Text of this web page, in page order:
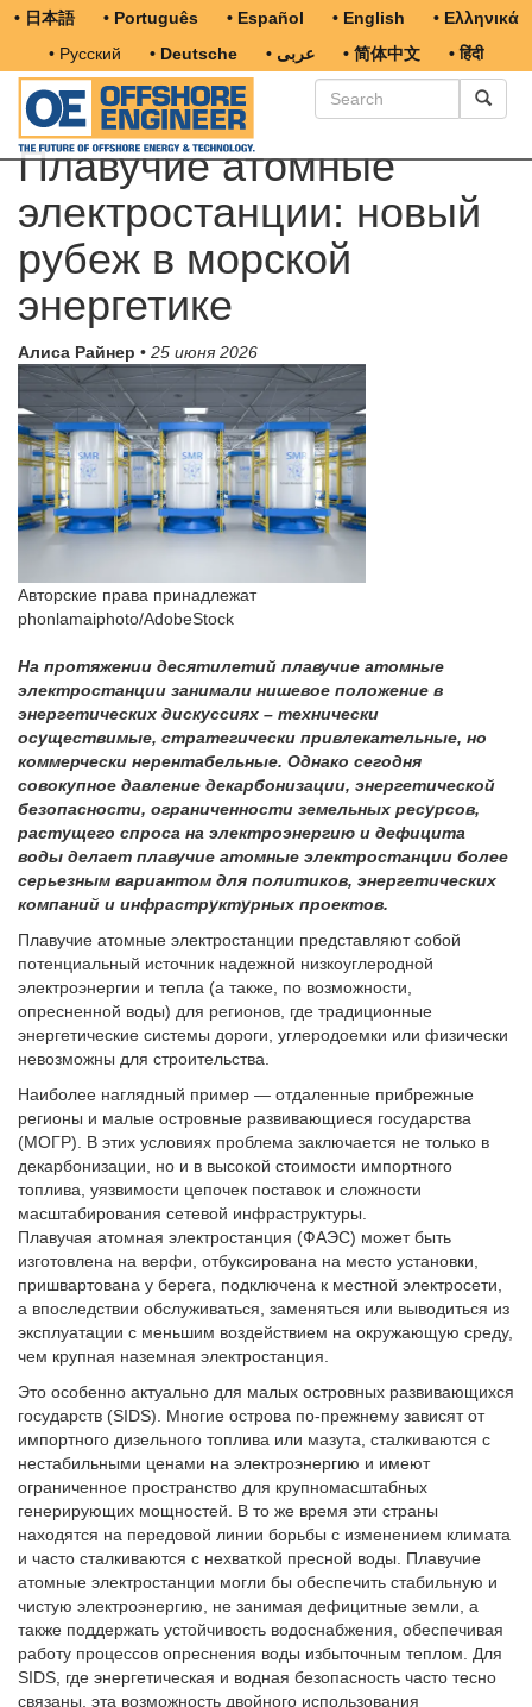
• 日本語 • Português • Español • English
• Ελληνικά
• Русский
• Deutsche • عربى • 简体中文 • हिंदी
Плавучие атомные
электростанции: новый
рубеж в морской
энергетике
Алиса Райнер • 25 июня 2026
Авторские права принадлежат
phonlamaiphoto/AdobeStock
На протяжении десятилетий плавучие атомные
электростанции занимали нишевое положение в
энергетических дискуссиях – технически
осуществимые, стратегически привлекательные, но
коммерчески нерентабельные. Однако сегодня
совокупное давление декарбонизации, энергетической
безопасности, ограниченности земельных ресурсов,
растущего спроса на электроэнергию и дефицита
воды делает плавучие атомные электростанции более
серьезным вариантом для политиков, энергетических
компаний и инфраструктурных проектов.
Плавучие атомные электростанции представляют собой
потенциальный источник надежной низкоуглеродной
электроэнергии и тепла (а также, по возможности,
опресненной воды) для регионов, где традиционные
энергетические системы дороги, углеродоемки или физически
невозможны для строительства.
Наиболее наглядный пример — отдаленные прибрежные
регионы и малые островные развивающиеся государства
(МОГР). В этих условиях проблема заключается не только в
декарбонизации, но и в высокой стоимости импортного
топлива, уязвимости цепочек поставок и сложности
масштабирования сетевой инфраструктуры.
Плавучая атомная электростанция (ФАЭС) может быть
изготовлена на верфи, отбуксирована на место установки,
пришвартована у берега, подключена к местной электросети,
а впоследствии обслуживаться, заменяться или выводиться из
эксплуатации с меньшим воздействием на окружающую среду,
чем крупная наземная электростанция.
Это особенно актуально для малых островных развивающихся
государств (SIDS). Многие острова по-прежнему зависят от
импортного дизельного топлива или мазута, сталкиваются с
нестабильными ценами на электроэнергию и имеют
ограниченное пространство для крупномасштабных
генерирующих мощностей. В то же время эти страны
находятся на передовой линии борьбы с изменением климата
и часто сталкиваются с нехваткой пресной воды. Плавучие
атомные электростанции могли бы обеспечить стабильную и
чистую электроэнергию, не занимая дефицитные земли, а
также поддержать устойчивость водоснабжения, обеспечивая
работу процессов опреснения воды избыточным теплом. Для
SIDS, где энергетическая и водная безопасность часто тесно
связаны, эта возможность двойного использования